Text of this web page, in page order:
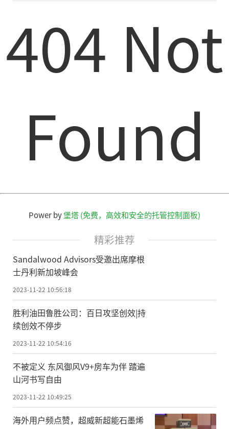
404 Not
Found
Power by堡塔 (免费，高效和安全的托管控制面板)
精彩推荐
Sandalwood Advisors受邀出席摩根
士丹利新加坡峰会
2023-11-22 10:56:18
胜利油田鲁胜公司：百日攻坚创效|持
续创效不停步
2023-11-22 10:54:16
不被定义 东风御风V9+房车为伴 踏遍
山河书写自由
2023-11-22 10:49:25
海外用户频点赞，超威新超能石墨烯